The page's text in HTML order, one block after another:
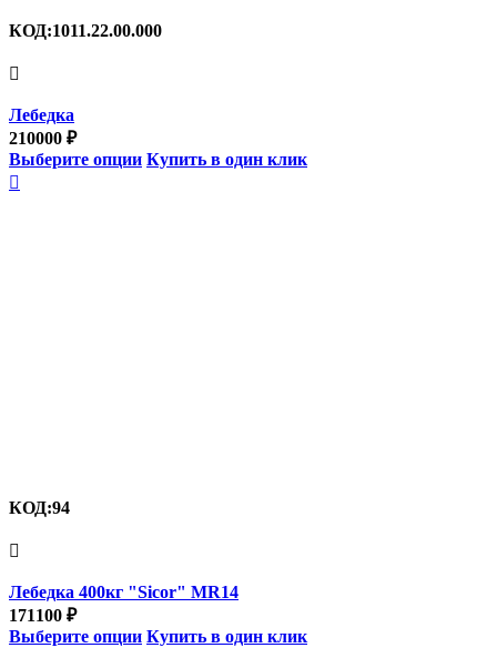
КОД:1011.22.00.000

Лебедка
210000 ₽
Выберите опции Купить в один клик

КОД:94

Лебедка 400кг "Sicor" MR14
171100 ₽
Выберите опции Купить в один клик